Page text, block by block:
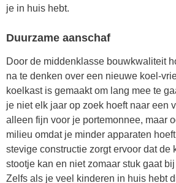
je in huis hebt.
Duurzame aanschaf
Door de middenklasse bouwkwaliteit
na te denken over een nieuwe koel-
koelkast is gemaakt om lang mee te
je niet elk jaar op zoek hoeft naar een
alleen fijn voor je portemonnee, maar
milieu omdat je minder apparaten
stevige constructie zorgt ervoor dat de
stootje kan en niet zomaar stuk gaat
Zelfs als je veel kinderen in huis hebt